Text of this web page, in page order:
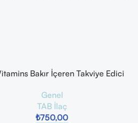
Bakır İçeren Takviye Edici
Genel
TAB İlaç
₺750,00